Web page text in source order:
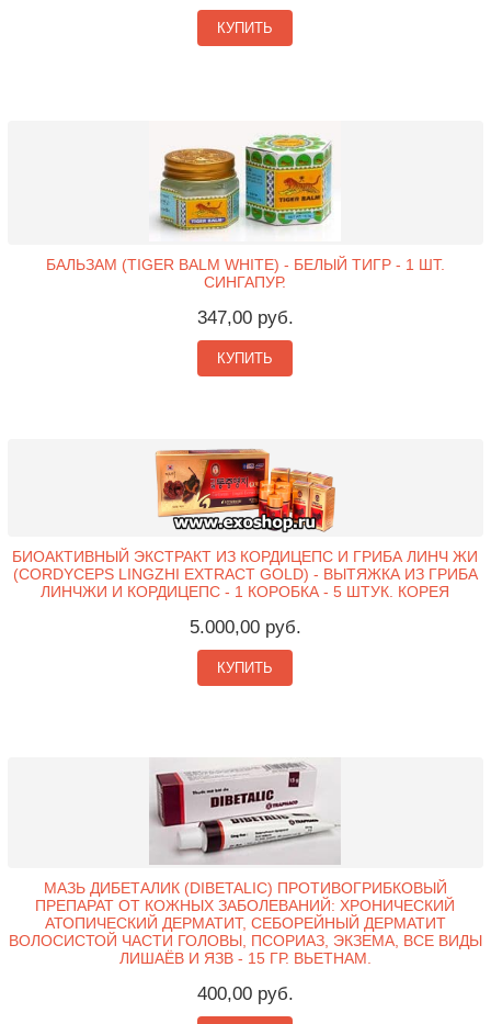
КУПИТЬ
БАЛЬЗАМ (TIGER BALM WHITE) - БЕЛЫЙ ТИГР - 1 ШТ.
СИНГАПУР.
347,00 руб.
КУПИТЬ
БИОАКТИВНЫЙ ЭКСТРАКТ ИЗ КОРДИЦЕПС И ГРИБА ЛИНЧ ЖИ
(CORDYCEPS LINGZHI EXTRACT GOLD) - ВЫТЯЖКА ИЗ ГРИБА
ЛИНЧЖИ И КОРДИЦЕПС - 1 КОРОБКА - 5 ШТУК. КОРЕЯ
5.000,00 руб.
КУПИТЬ
МАЗЬ ДИБЕТАЛИК (DIBETALIC) ПРОТИВОГРИБКОВЫЙ
ПРЕПАРАТ ОТ КОЖНЫХ ЗАБОЛЕВАНИЙ: ХРОНИЧЕСКИЙ
АТОПИЧЕСКИЙ ДЕРМАТИТ, СЕБОРЕЙНЫЙ ДЕРМАТИТ
ВОЛОСИСТОЙ ЧАСТИ ГОЛОВЫ, ПСОРИАЗ, ЭКЗЕМА, ВСЕ ВИДЫ
ЛИШАЁВ И ЯЗВ - 15 ГР. ВЬЕТНАМ.
400,00 руб.